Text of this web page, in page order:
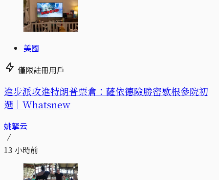
美國
僅限註冊用戶
進步派攻進特朗普票倉：薩依德險勝密歇根參院初
選｜Whatsnew
姚拏云
13 小時前